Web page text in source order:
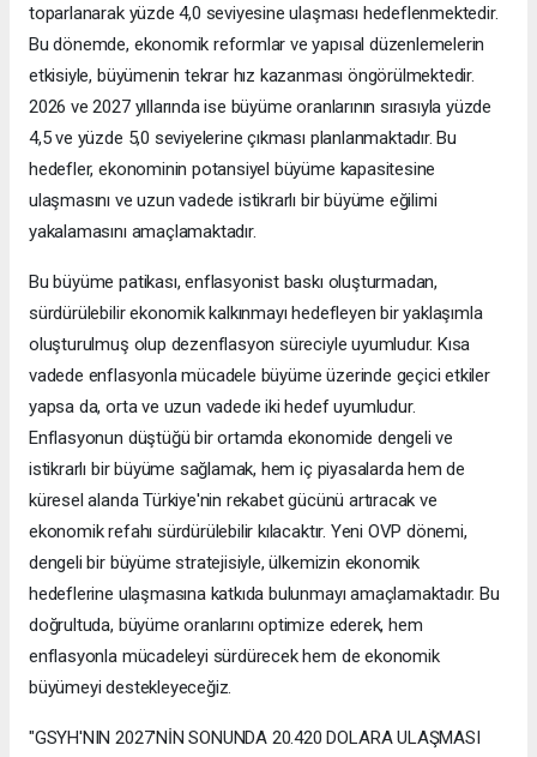
toparlanarak yüzde 4,0 seviyesine ulaşması hedeflenmektedir.
Bu dönemde, ekonomik reformlar ve yapısal düzenlemelerin
etkisiyle, büyümenin tekrar hız kazanması öngörülmektedir.
2026 ve 2027 yıllarında ise büyüme oranlarının sırasıyla yüzde
4,5 ve yüzde 5,0 seviyelerine çıkması planlanmaktadır. Bu
hedefler, ekonominin potansiyel büyüme kapasitesine
ulaşmasını ve uzun vadede istikrarlı bir büyüme eğilimi
yakalamasını amaçlamaktadır.
Bu büyüme patikası, enflasyonist baskı oluşturmadan,
sürdürülebilir ekonomik kalkınmayı hedefleyen bir yaklaşımla
oluşturulmuş olup dezenflasyon süreciyle uyumludur. Kısa
vadede enflasyonla mücadele büyüme üzerinde geçici etkiler
yapsa da, orta ve uzun vadede iki hedef uyumludur.
Enflasyonun düştüğü bir ortamda ekonomide dengeli ve
istikrarlı bir büyüme sağlamak, hem iç piyasalarda hem de
küresel alanda Türkiye'nin rekabet gücünü artıracak ve
ekonomik refahı sürdürülebilir kılacaktır. Yeni OVP dönemi,
dengeli bir büyüme stratejisiyle, ülkemizin ekonomik
hedeflerine ulaşmasına katkıda bulunmayı amaçlamaktadır. Bu
doğrultuda, büyüme oranlarını optimize ederek, hem
enflasyonla mücadeleyi sürdürecek hem de ekonomik
büyümeyi destekleyeceğiz.
"GSYH'NIN 2027'NİN SONUNDA 20.420 DOLARA ULAŞMASI